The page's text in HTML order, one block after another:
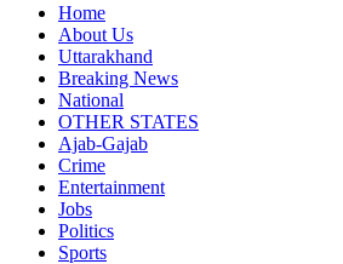
Home
About Us
Uttarakhand
Breaking News
National
OTHER STATES
Ajab-Gajab
Crime
Entertainment
Jobs
Politics
Sports